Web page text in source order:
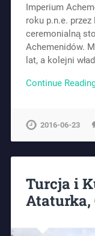
Imperium
roku p.n.e. przez
ceremonialną
Achemenidów.
lat, a kolejni
Continue
2016-06-23
Turcja i
Ataturka,